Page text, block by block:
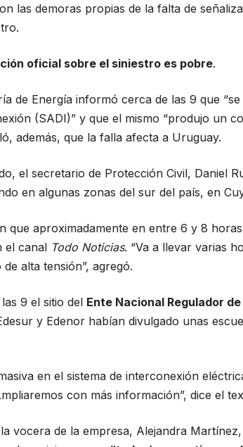
las demoras propias de la falta de
oficial sobre el siniestro es pobre.
de Energía informó cerca de las 9 que
(SADI)” y que el mismo “produjo un
además, que la falla afecta a Uruguay.
el secretario de Protección Civil, Daniel
en algunas zonas del sur del país, en
que aproximadamente en entre 6 y 8
el canal Todo Noticias. “Va a llevar varias
alta tensión”, agregó.
9 el sitio del Ente Nacional Regulador
y Edenor habían divulgado unas
en el sistema de interconexión
con más información”, dice el
vocera de la empresa, Alejandra